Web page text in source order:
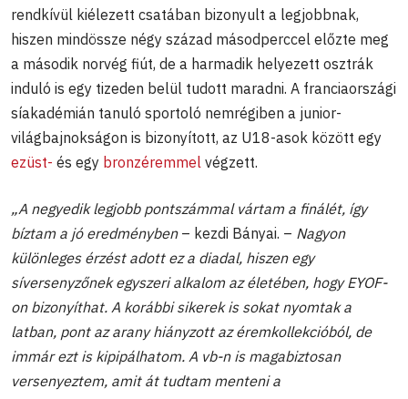
rendkívül kiélezett csatában bizonyult a legjobbnak,
hiszen mindössze négy század másodperccel előzte meg
a második norvég fiút, de a harmadik helyezett osztrák
induló is egy tizeden belül tudott maradni. A franciaországi
síakadémián tanuló sportoló nemrégiben a junior-
világbajnokságon is bizonyított, az U18-asok között egy
ezüst- és egy bronzéremmel végzett.
„A negyedik legjobb pontszámmal vártam a finálét, így
bíztam a jó eredményben– kezdi Bányai. – Nagyon
különleges érzést adott ez a diadal, hiszen egy
síversenyzőnek egyszeri alkalom az életében, hogy EYOF-
on bizonyíthat. A korábbi sikerek is sokat nyomtak a
latban, pont az arany hiányzott az éremkollekcióból, de
immár ezt is kipipálhatom. A vb-n is magabiztosan
versenyeztem, amit át tudtam menteni a